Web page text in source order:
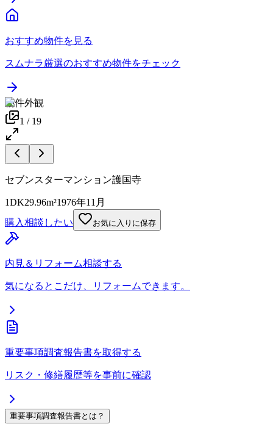
おすすめ物件を見る
スムナラ厳選のおすすめ物件をチェック
物件外観
1 / 19
セブンスターマンション護国寺
1DK29.96m²1976年11月
購入相談したい
お気に入りに保存
内見＆リフォーム相談する
気になるとこだけ、リフォームできます。
重要事項調査報告書を取得する
リスク・修繕履歴等を事前に確認
重要事項調査報告書とは？